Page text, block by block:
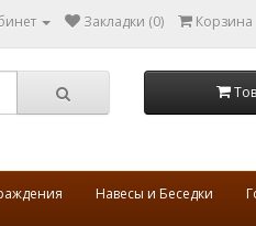
Закладки (0) Корзина
Навесы и Беседки